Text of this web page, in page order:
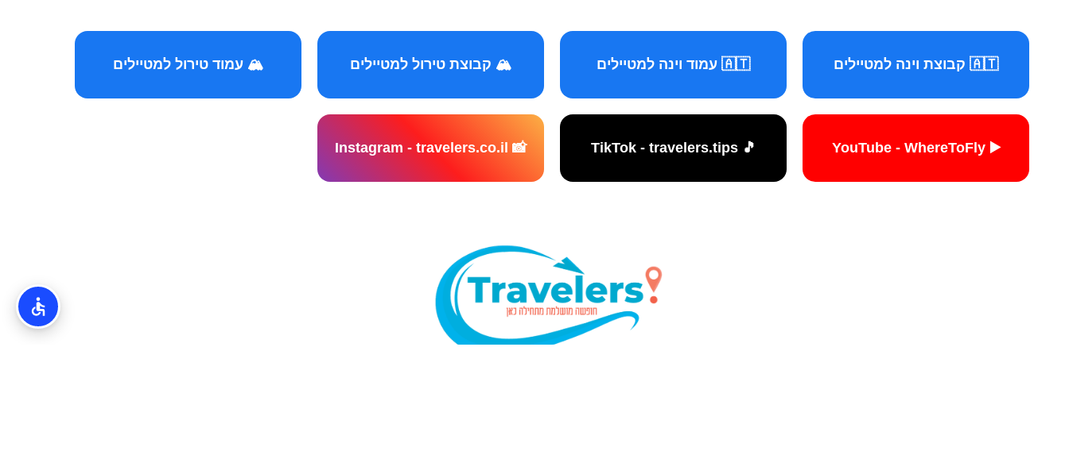
🇦🇹 קבוצת וינה למטיילים 🇦🇹 עמוד וינה למטיילים 🏔️ קבוצת טירול למטיילים 🏔️ עמוד טירול למטיילים
▶️ YouTube - WhereToFly
🎵 TikTok - travelers.tips
📸 Instagram - travelers.co.il